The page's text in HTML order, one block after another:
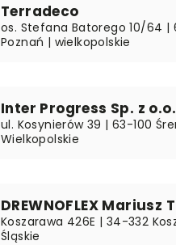
Terradeco
os. Stefana Batorego 10/64 |
Poznań | wielkopolskie
Inter Progress Sp. z o.o.
ul. Kosynierów 39 | 63-100
Wielkopolskie
DREWNOFLEX Mariusz
Koszarawa 426E | 34-332
Śląskie